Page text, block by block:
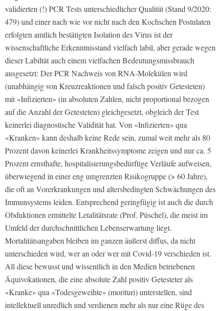
validierten (!) PCR Tests unterschiedlicher Qualität (Stand 9/2020:
479) und einer nach wie vor nicht nach den Kochschen Postulaten
erfolgten amtlich bestätigten Isolation des Virus ist der
wissenschaftliche Erkenntnisstand vielfach labil, aber gerade wegen
dieser Labiltät auch einem vielfachen Bedeutungsmissbrauch
ausgesetzt: Der PCR Nachweis von RNA-Molekülen wird
(unabhängig von Kreuzreaktionen und falsch positiv Getesteten)
mit «Infizierten» (in absoluten Zahlen, nicht proportional bezogen
auf die Anzahl der Getesteten) gleichgesetzt, obgleich der Test
keinerlei diagnostische Validität hat. Von «Infizierten» qua
«Kranken» kann deshalb keine Rede sein, zumal weit mehr als 80
Prozent davon keinerlei Krankheitssymptome zeigen und nur ca. 5
Prozent ernsthafte, hospitalisierungsbedürf­ti­ge Verläufe aufweisen,
überwiegend in einer eng umgrenzten Risikogruppe (> 60 Jahre),
die oft an Vorerkrankungen und altersbedingten Schwächungen des
Immunsystems leiden. Entsprechend geringfügig ist auch die durch
Obduktionen ermittelte Letalitätsrate (Prof. Püschel), die meist im
Umfeld der durchschnittlichen Lebenserwartung liegt.
Mortalitätsangaben bleiben im ganzen äußerst diffus, da nicht
unterschieden wird, wer an oder wer mit Covid-19 verschieden ist.
All diese bewusst und wissentlich in den Medien betriebenen
Äquivokationen, die eine absolute Zahl positiv Getesteter als
«Kranke» qua «Todesgeweihte» (morituri) unterstellen, sind
intellektuell unredlich und verdienen mehr als nur eine Rüge des